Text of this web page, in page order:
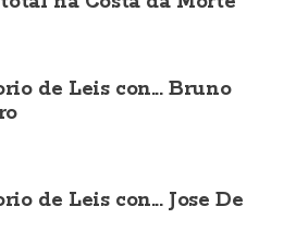
de Leis con... Bruno
de Leis con... Jose De